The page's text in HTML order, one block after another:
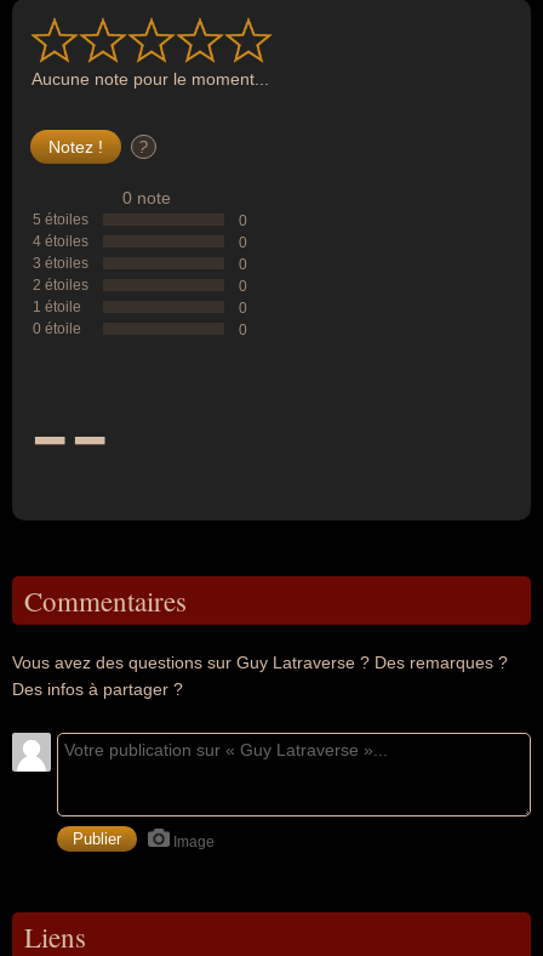
Aucune note pour le moment...
?
0 note
5 étoiles
0
4 étoiles
0
3 étoiles
0
2 étoiles
0
1 étoile
0
0 étoile
0
--
Commentaires
Vous avez des questions sur Guy Latraverse ? Des remarques ?
Des infos à partager ?
Image
Liens